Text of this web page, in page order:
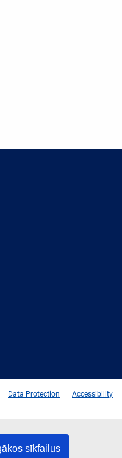
sīkfailus
Data Protection Accessibility